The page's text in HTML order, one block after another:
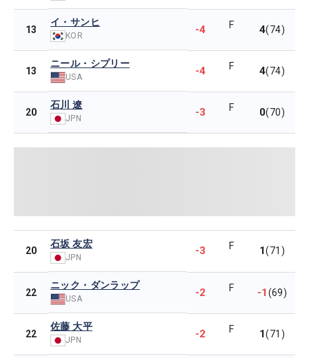
13
イ・サンヒ
KOR -4 F 4(74)
13
ニール・シプリー
USA -4 F 4(74)
20
石川 遼
JPN -3 F 0(70)
20
石坂 友宏
JPN
-3 F 1(71)
22
ニック・ダンラップ
USA -2 F -1(69)
22
佐藤 大平
JPN -2 F 1(71)